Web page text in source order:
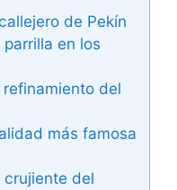
de Pekín
en los
del
más famosa
crujiente del